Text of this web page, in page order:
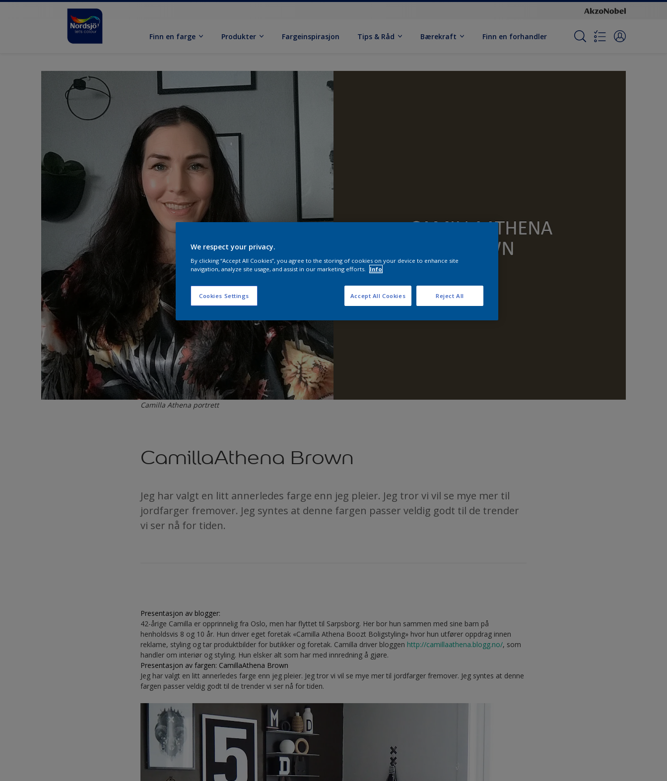
Finn en farge Produkter Fargeinspirasjon Tips & Råd Bærekraft Finn en forhandler
Camilla Athena portrett
CamillaAthena Brown
Jeg har valgt en litt annerledes farge enn jeg pleier. Jeg tror vi vil se mye mer til
jordfarger fremover. Jeg syntes at denne fargen passer veldig godt til de trender
vi ser nå for tiden.
Presentasjon av blogger:
42-årige Camilla er opprinnelig fra Oslo, men har flyttet til Sarpsborg. Her bor hun sammen med sine barn på
henholdsvis 8 og 10 år. Hun driver eget foretak «Camilla Athena Boozt Boligstyling» hvor hun utfører oppdrag innen
reklame, styling og tar produktbilder for butikker og foretak. Camilla driver bloggen http://camillaathena.blogg.no/, som
handler om interiør og styling. Hun elsker alt som har med innredning å gjøre.
Presentasjon av fargen: CamillaAthena Brown
Jeg har valgt en litt annerledes farge enn jeg pleier. Jeg tror vi vil se mye mer til jordfarger fremover. Jeg syntes at denne
fargen passer veldig godt til de trender vi ser nå for tiden.
We respect your privacy.
By clicking “Accept All Cookies”, you agree to the storing of cookies on your device to enhance site
navigation, analyze site usage, and assist in our marketing efforts.
Info
Cookies Settings Reject All
Accept All Cookies